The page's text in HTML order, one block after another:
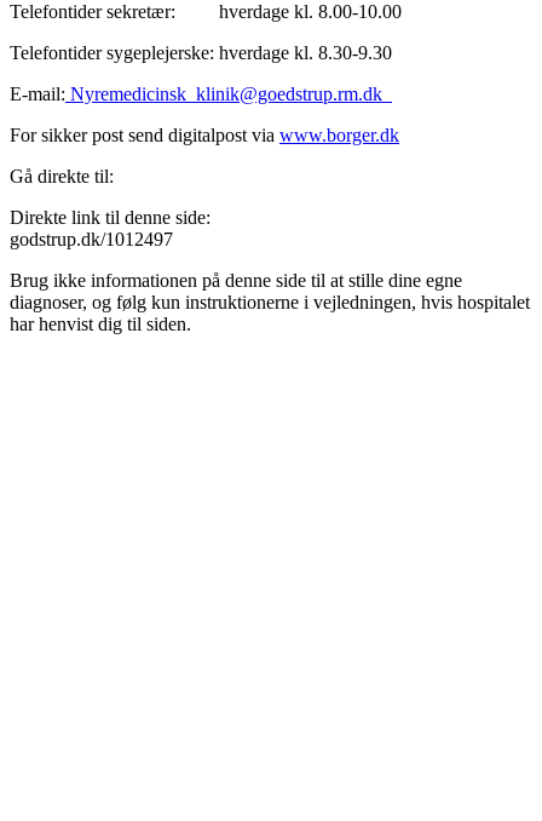
Telefontider sekretær: hverdage kl. 8.00-10.00
Telefontider sygeplejerske: hverdage kl. 8.30-9.30
E-mail: Nyremedicinsk_klinik@goedstrup.rm.dk
For sikker post send digitalpost via www.borger.dk
Gå direkte til:
Direkte link til denne side:
godstrup.dk/1012497
Brug ikke informationen på denne side til at stille dine egne
diagnoser, og følg kun instruktionerne i vejledningen, hvis hospitalet
har henvist dig til siden.